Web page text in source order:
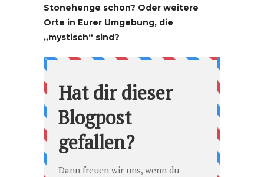
Stonehenge schon? Oder weitere
Orte in Eurer Umgebung, die
„mystisch“ sind?